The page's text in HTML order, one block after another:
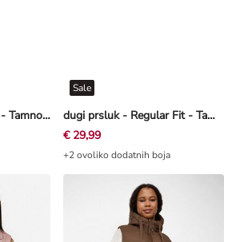
Prsluk - Oversized Fit - Tamnoplava dugi prsluk - Regular Fit - Tamnoplava
Sale
€ 29,99
+2 ovoliko dodatnih boja